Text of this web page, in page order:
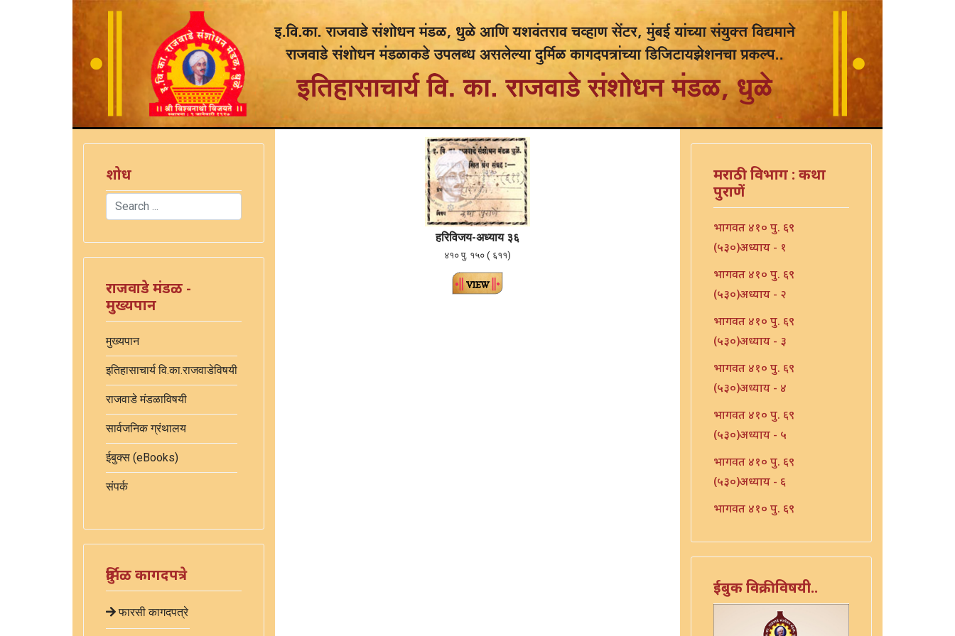
शोध
Search
राजवाडे मंडळ -
मुख्यपान
मुख्यपान
इतिहासाचार्य वि.का.राजवाडेविषयी
राजवाडे मंडळाविषयी
सार्वजनिक ग्रंथालय
ईबुक्स (eBooks)
संपर्क
दुर्मिळ कागदपत्रे
फारसी कागदपत्रे
हरिविजय-अध्याय ३६
४१० पु. १५० ( ६११)
मराठी विभाग : कथा
पुराणें
भागवत ४१० पु. ६९
(५३०)अध्याय - १
भागवत ४१० पु. ६९
(५३०)अध्याय - २
भागवत ४१० पु. ६९
(५३०)अध्याय - ३
भागवत ४१० पु. ६९
(५३०)अध्याय - ४
भागवत ४१० पु. ६९
(५३०)अध्याय - ५
भागवत ४१० पु. ६९
(५३०)अध्याय - ६
भागवत ४१० पु. ६९
भारत - ४१० पु १०६ (५६७)
भारत - ४१० पु १०८(५६९)
भारत ४१० पु. ९०(५५१)
ईबुक विक्रीविषयी..